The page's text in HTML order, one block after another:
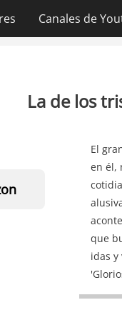
Canales de
La de los
El
en él,
que
idas